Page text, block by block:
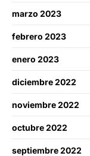
marzo 2023
febrero 2023
enero 2023
diciembre 2022
noviembre 2022
octubre 2022
septiembre 2022